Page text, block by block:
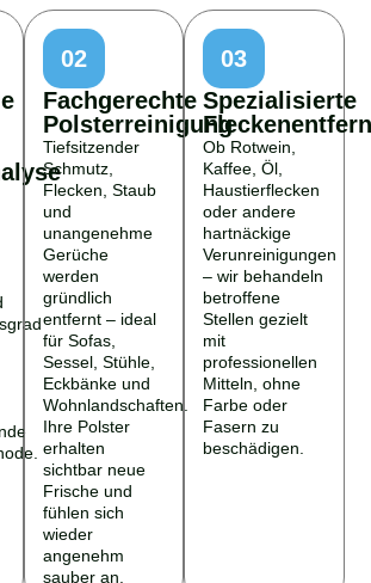
02
Fachgerechte
Polsterreinigung
Tiefsitzender
Schmutz,
Flecken, Staub
und
unangenehme
Gerüche
werden
gründlich
entfernt – ideal
für Sofas,
Sessel, Stühle,
Eckbänke und
Wohnlandschaften.
Ihre Polster
erhalten
sichtbar neue
Frische und
fühlen sich
wieder
angenehm
sauber an.
03
Spezialisierte
Ob Rotwein,
Kaffee, Öl,
Haustierflecken
oder andere
hartnäckige
Verunreinigungen
– wir behandeln
betroffene
Stellen gezielt
mit
professionellen
Mitteln, ohne
Farbe oder
Fasern zu
beschädigen.